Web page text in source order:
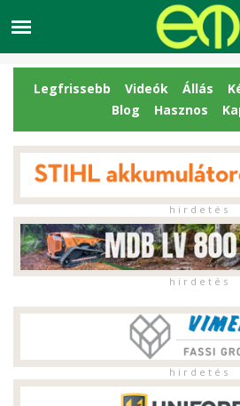
Legfrissebb Videók Állás
Blog
Hasznos
h i r d e t é s
h i r d e t é s
h i r d e t é s